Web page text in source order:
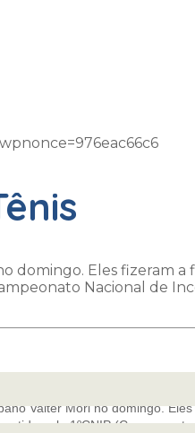
domingo. Eles fizeram a
Nacional de
Valter Mori no domingo.
pelo 1ºCNIP